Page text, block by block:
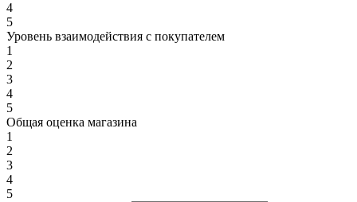
4
5
Уровень взаимодействия с покупателем
1
2
3
4
5
Общая оценка магазина
1
2
3
4
5